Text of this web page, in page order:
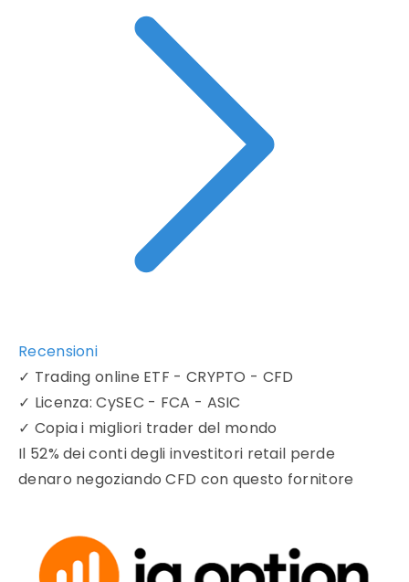
Recensioni
✓ Trading online ETF - CRYPTO - CFD
✓ Licenza: CySEC - FCA - ASIC
✓ Copia i migliori trader del mondo
Il 52% dei conti degli investitori retail perde
denaro negoziando CFD con questo fornitore